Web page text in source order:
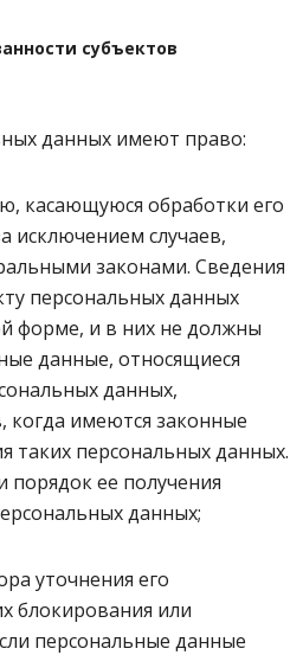
субъектов
данных имеют право:
касающуюся обработки его
исключением случаев,
законами. Сведения
персональных данных
форме, и в них не должны
данные, относящиеся
данных,
когда имеются законные
таких персональных данных.
ее получения
данных;
уточнения его
блокирования или
персональные данные